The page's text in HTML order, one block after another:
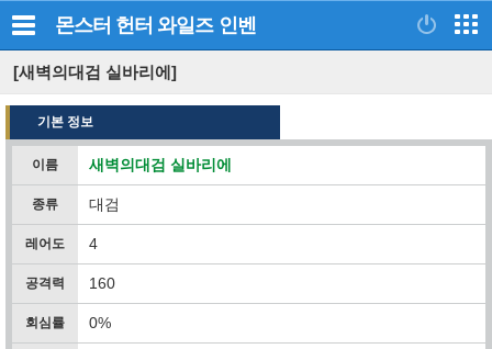
몬스터 헌터 와일즈 인벤
[새벽의대검 실바리에]
기본 정보
이름 새벽의대검 실바리에
종류 대검
레어도 4
공격력 160
회심률 0%